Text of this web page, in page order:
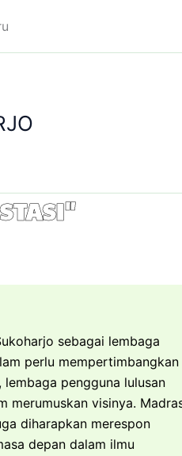
sebagai lembaga
perlu mempertimbangkan
pengguna lulusan
merumuskan visinya.
diharapkan merespon
depan dalam ilmu